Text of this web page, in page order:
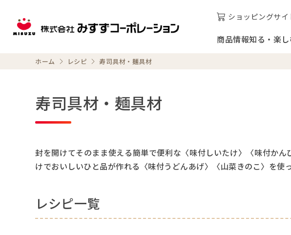
ショッピングサイ
商品情報知る・楽し
ホーム レシピ 寿司具材・麺具材
寿司具材・麺具材
封を開けてそのまま使える簡単で便利な〈味付しいたけ〉〈味付か
けでおいしいひと品が作れる〈味付うどんあげ〉〈山菜きのこ〉を使
レシピ一覧